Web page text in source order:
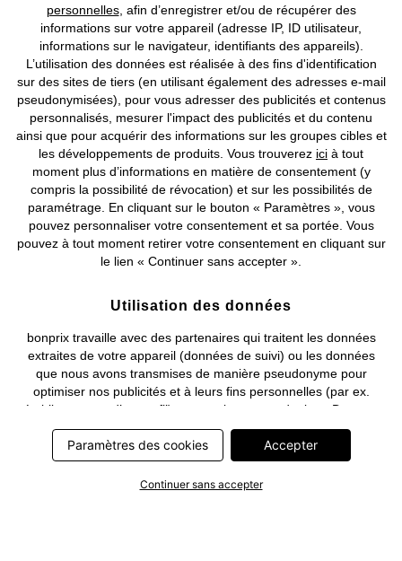
CGV Données personnelles Paramètres des cookies
Mentions légales Résilier le contrat
©2026 bonprix.Tous droits réservés.
Deutsch Français
personnelles, afin d’enregistrer et/ou de récupérer des
informations sur votre appareil (adresse IP, ID utilisateur,
informations sur le navigateur, identifiants des appareils).
L’utilisation des données est réalisée à des fins d'identification
sur des sites de tiers (en utilisant également des adresses e-mail
pseudonymisées), pour vous adresser des publicités et contenus
personnalisés, mesurer l'impact des publicités et du contenu
ainsi que pour acquérir des informations sur les groupes cibles et
les développements de produits. Vous trouverez ici à tout
moment plus d’informations en matière de consentement (y
compris la possibilité de révocation) et sur les possibilités de
paramétrage. En cliquant sur le bouton « Paramètres », vous
pouvez personnaliser votre consentement et sa portée. Vous
pouvez à tout moment retirer votre consentement en cliquant sur
le lien « Continuer sans accepter ».
Utilisation des données
bonprix travaille avec des partenaires qui traitent les données
extraites de votre appareil (données de suivi) ou les données
que nous avons transmises de manière pseudonyme pour
optimiser nos publicités et à leurs fins personnelles (par ex.
établissements d’un profil) ou pour le compte de tiers. Dans ce
cadre, non seulement la collecte des données de suivi ou la
transmission de vos données pseudonymisées mais également
le traitement ultérieur de ces données par ce prestataire
nécessitent un consentement. Les données de suivi seront alors
Paramètres des cookies Accepter
Continuer sans accepter